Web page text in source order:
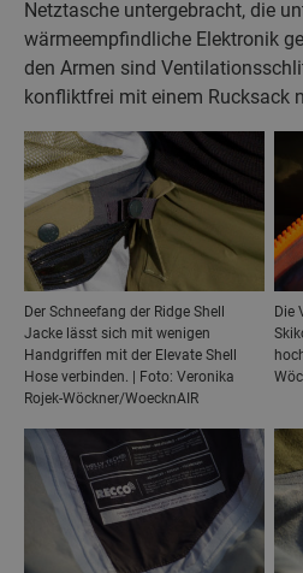
Netztasche untergebracht, die
wärmeempfindliche Elektronik
den Armen sind
konfliktfrei mit einem Rucksack
Der Schneefang der Ridge Shell
Jacke lässt sich mit wenigen
Handgriffen mit der Elevate Shell
Hose verbinden. | Foto: Veronika
Rojek-Wöckner/WoecknAIR
Die